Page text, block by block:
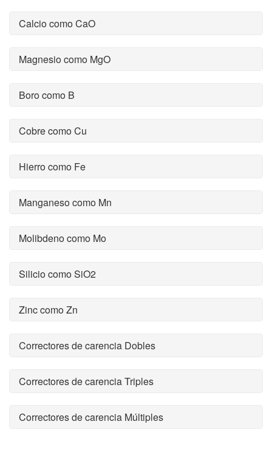
Calcio como CaO
Magnesio como MgO
Boro como B
Cobre como Cu
Hierro como Fe
Manganeso como Mn
Molibdeno como Mo
Silicio como SiO2
Zinc como Zn
Correctores de carencia Dobles
Correctores de carencia Triples
Correctores de carencia Múltiples